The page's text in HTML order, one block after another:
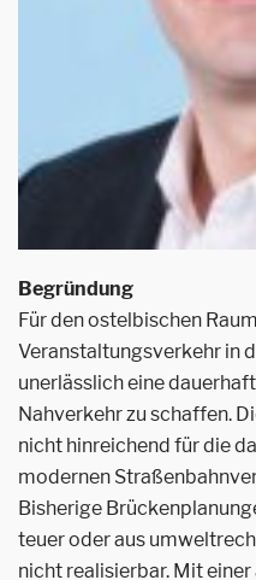
Begründung
Für den ostelbischen
Veranstaltungsverkehr in
unerlässlich eine
Nahverkehr zu schaffen.
nicht hinreichend für die
modernen
Bisherige
teuer oder aus
nicht realisierbar. Mit